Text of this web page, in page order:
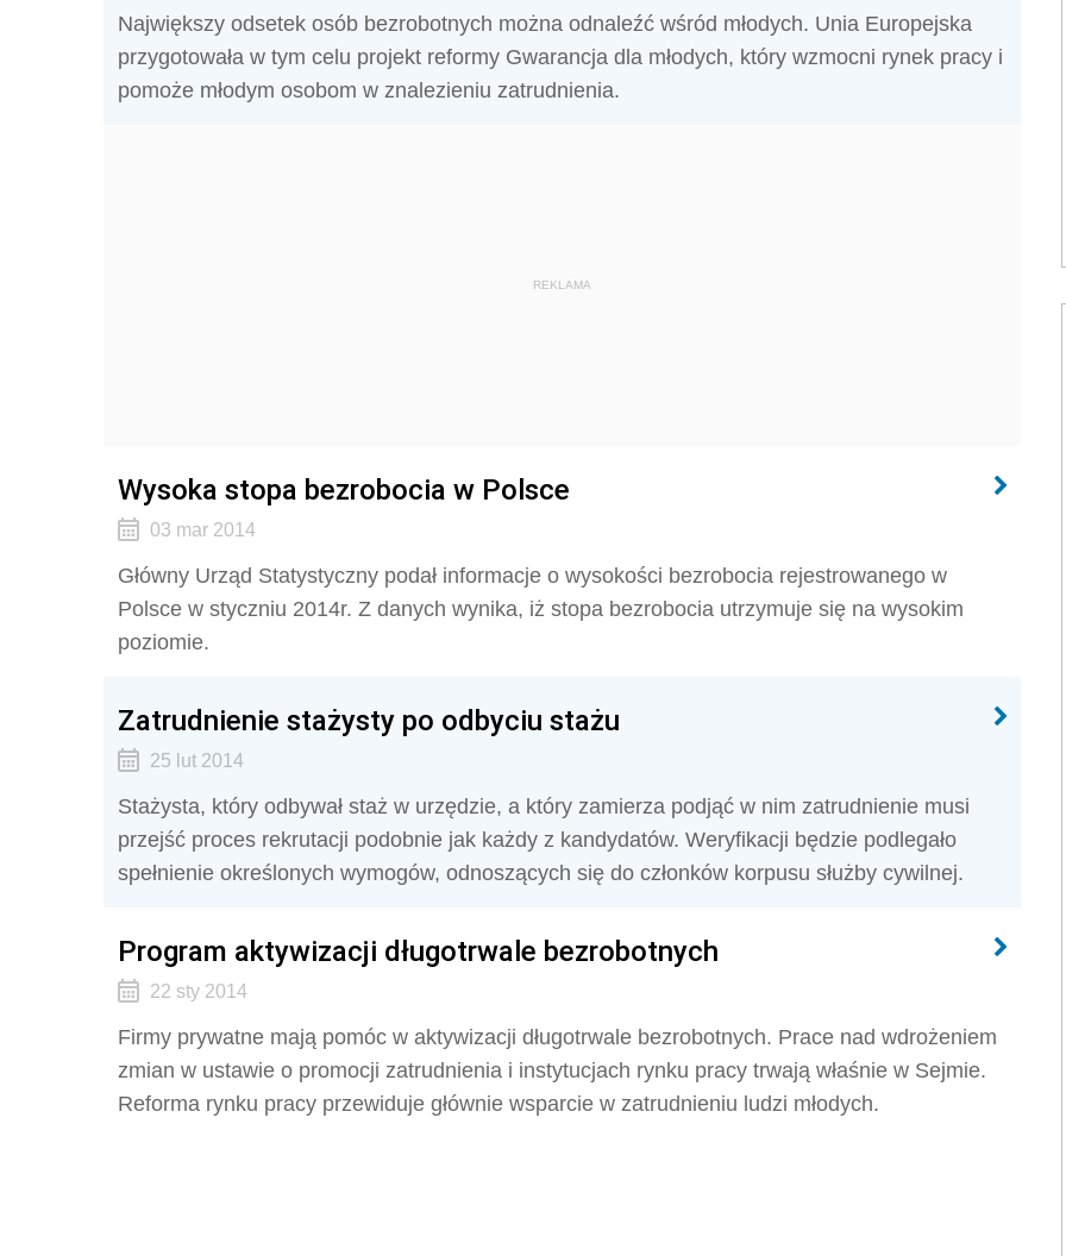
Największy odsetek osób bezrobotnych można odnaleźć wśród młodych. Unia Europejska
przygotowała w tym celu projekt reformy Gwarancja dla młodych, który wzmocni rynek pracy i
pomoże młodym osobom w znalezieniu zatrudnienia.
REKLAMA
Wysoka stopa bezrobocia w Polsce
03 mar 2014
Główny Urząd Statystyczny podał informacje o wysokości bezrobocia rejestrowanego w
Polsce w styczniu 2014r. Z danych wynika, iż stopa bezrobocia utrzymuje się na wysokim
poziomie.
Zatrudnienie stażysty po odbyciu stażu
25 lut 2014
Stażysta, który odbywał staż w urzędzie, a który zamierza podjąć w nim zatrudnienie musi
przejść proces rekrutacji podobnie jak każdy z kandydatów. Weryfikacji będzie podlegało
spełnienie określonych wymogów, odnoszących się do członków korpusu służby cywilnej.
Program aktywizacji długotrwale bezrobotnych
22 sty 2014
Firmy prywatne mają pomóc w aktywizacji długotrwale bezrobotnych. Prace nad wdrożeniem
zmian w ustawie o promocji zatrudnienia i instytucjach rynku pracy trwają właśnie w Sejmie.
Reforma rynku pracy przewiduje głównie wsparcie w zatrudnieniu ludzi młodych.